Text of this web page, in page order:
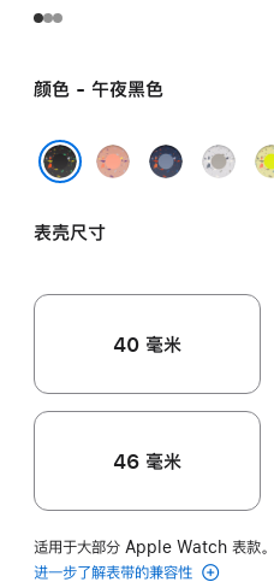
颜色 - 午夜黑色
山
粉
缎
朦
荧
表壳尺寸
40 毫米
46 毫米
适用于大部分 Apple Watch 表款。
进一步了解表带的兼容性